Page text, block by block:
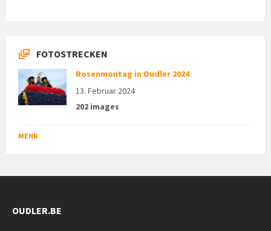
FOTOSTRECKEN
Rosenmontag in Oudler 2024
13. Februar 2024
202 images
MEHR
OUDLER.BE